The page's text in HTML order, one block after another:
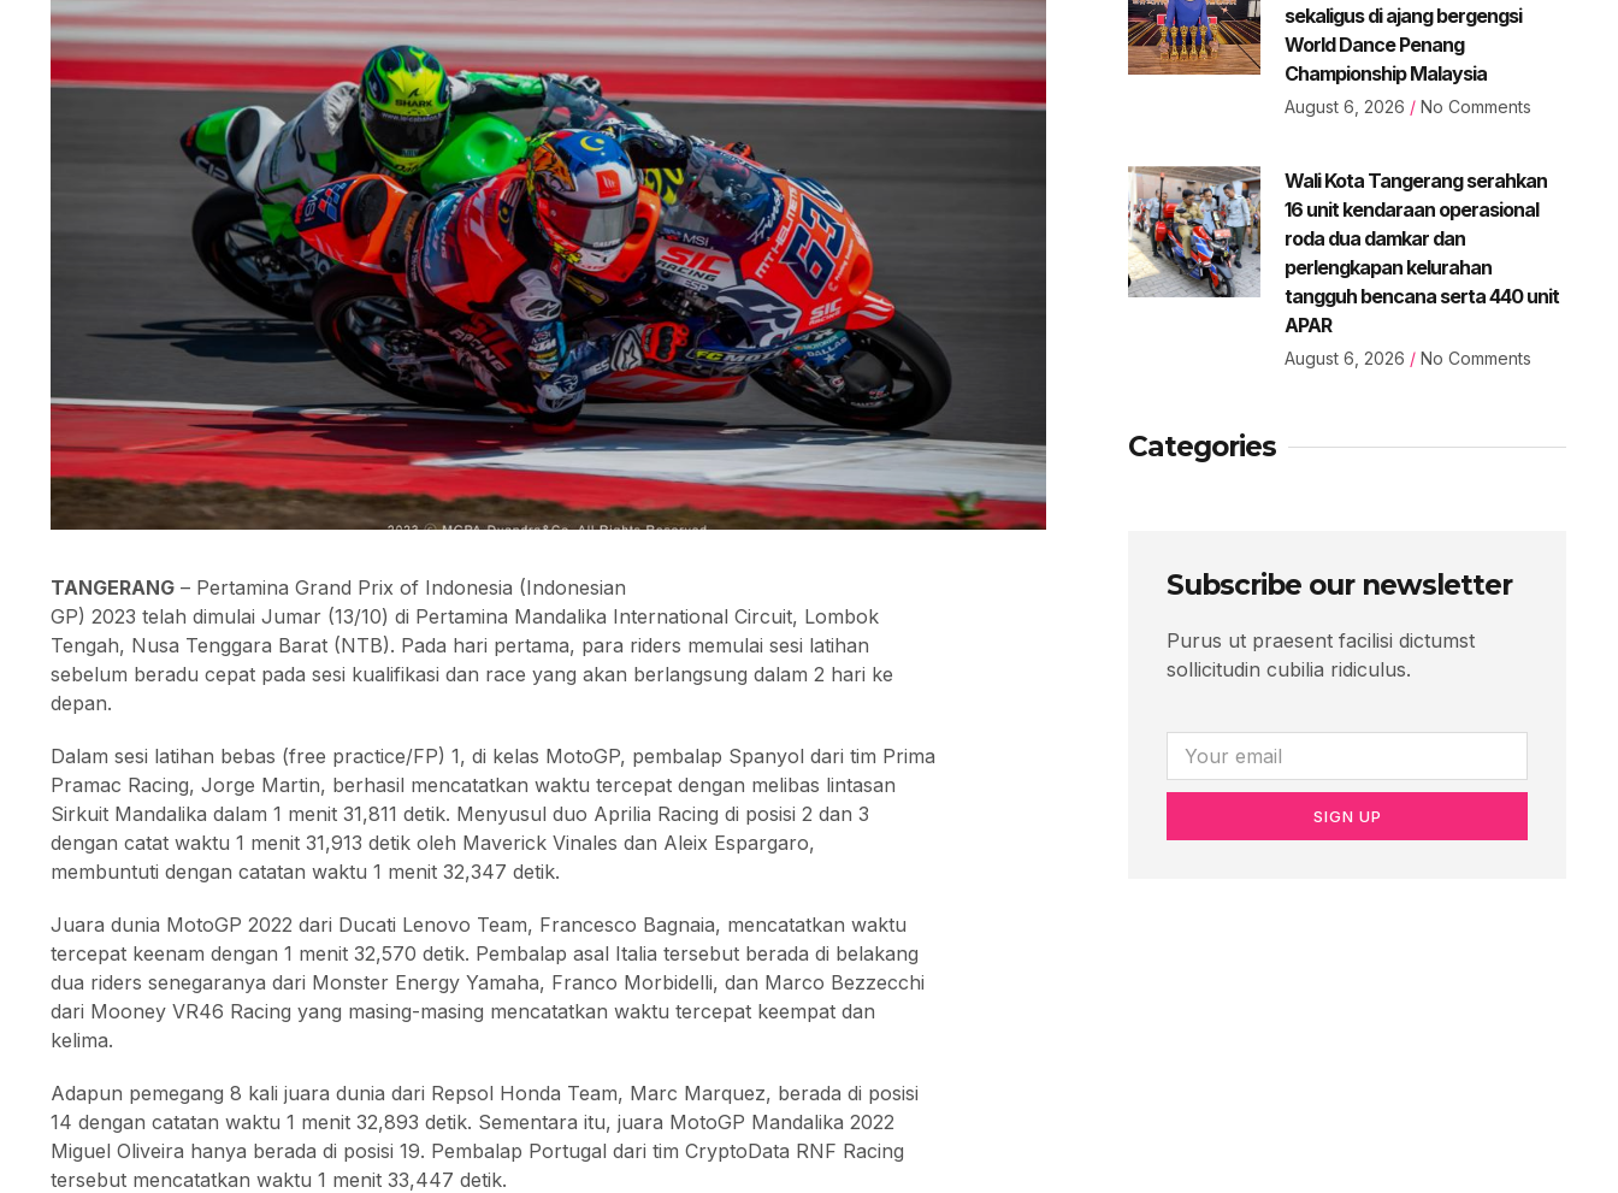
TANGERANG – Pertamina Grand Prix of Indonesia (Indonesian
GP) 2023 telah dimulai Jumar (13/10) di Pertamina Mandalika International Circuit, Lombok
Tengah, Nusa Tenggara Barat (NTB). Pada hari pertama, para riders memulai sesi latihan
sebelum beradu cepat pada sesi kualifikasi dan race yang akan berlangsung dalam 2 hari ke
depan.
Dalam sesi latihan bebas (free practice/FP) 1, di kelas MotoGP, pembalap Spanyol dari tim Prima
Pramac Racing, Jorge Martin, berhasil mencatatkan waktu tercepat dengan melibas lintasan
Sirkuit Mandalika dalam 1 menit 31,811 detik. Menyusul duo Aprilia Racing di posisi 2 dan 3
dengan catat waktu 1 menit 31,913 detik oleh Maverick Vinales dan Aleix Espargaro,
membuntuti dengan catatan waktu 1 menit 32,347 detik.
Juara dunia MotoGP 2022 dari Ducati Lenovo Team, Francesco Bagnaia, mencatatkan waktu
tercepat keenam dengan 1 menit 32,570 detik. Pembalap asal Italia tersebut berada di belakang
dua riders senegaranya dari Monster Energy Yamaha, Franco Morbidelli, dan Marco Bezzecchi
dari Mooney VR46 Racing yang masing-masing mencatatkan waktu tercepat keempat dan
kelima.
Adapun pemegang 8 kali juara dunia dari Repsol Honda Team, Marc Marquez, berada di posisi
14 dengan catatan waktu 1 menit 32,893 detik. Sementara itu, juara MotoGP Mandalika 2022
Miguel Oliveira hanya berada di posisi 19. Pembalap Portugal dari tim CryptoData RNF Racing
tersebut mencatatkan waktu 1 menit 33,447 detik.
sekaligus di ajang bergengsi
World Dance Penang
Championship Malaysia
August 6, 2026 No Comments
Wali Kota Tangerang serahkan
16 unit kendaraan operasional
roda dua damkar dan
perlengkapan kelurahan
tangguh bencana serta 440 unit
APAR
August 6, 2026 No Comments
Categories
Subscribe our newsletter
Purus ut praesent facilisi dictumst
sollicitudin cubilia ridiculus.
SIGN UP